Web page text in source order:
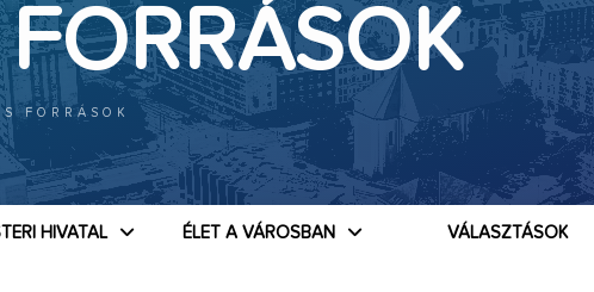
FORRÁSOK
HIVATAL ÉLET A VÁROSBAN VÁLASZTÁSOK